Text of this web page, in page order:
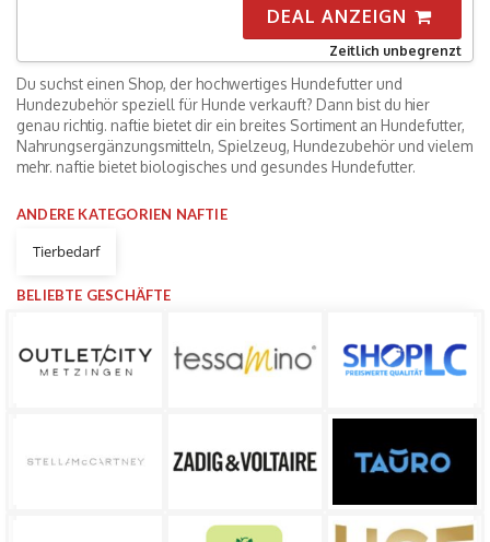
DEAL ANZEIGN
Zeitlich unbegrenzt
Du suchst einen Shop, der hochwertiges Hundefutter und
Hundezubehör speziell für Hunde verkauft? Dann bist du hier
genau richtig. naftie bietet dir ein breites Sortiment an Hundefutter,
Nahrungsergänzungsmitteln, Spielzeug, Hundezubehör und vielem
mehr. naftie bietet biologisches und gesundes Hundefutter.
ANDERE KATEGORIEN NAFTIE
Tierbedarf
BELIEBTE GESCHÄFTE